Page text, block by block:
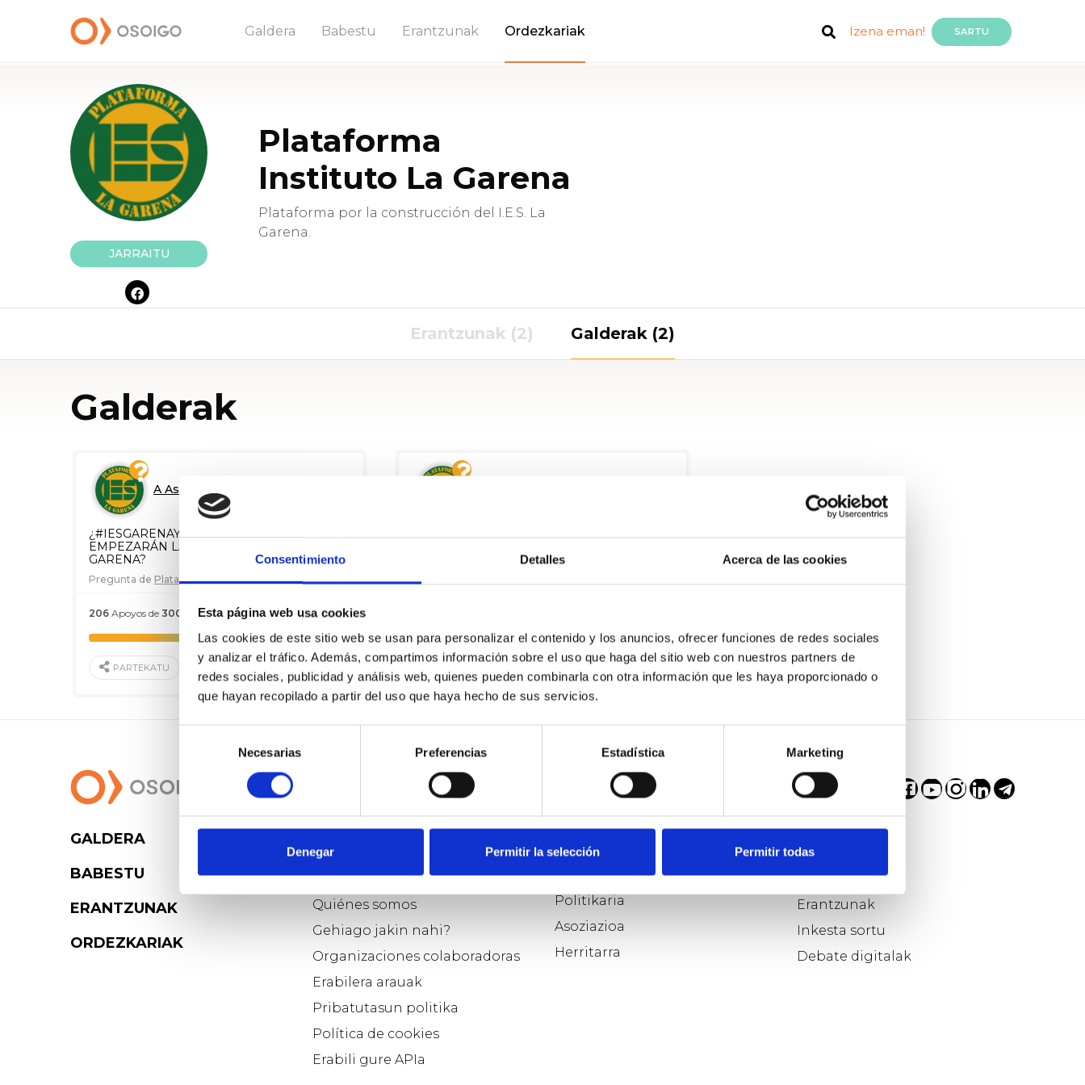
Consentimiento Detalles Acerca de las cookies
Esta página web usa cookies
Las cookies de este sitio web se usan para personalizar el contenido y los anuncios, ofrecer funciones de redes sociales
y analizar el tráfico. Además, compartimos información sobre el uso que haga del sitio web con nuestros partners de
redes sociales, publicidad y análisis web, quienes pueden combinarla con otra información que les haya proporcionado o
que hayan recopilado a partir del uso que haya hecho de sus servicios.
consentimiento
Necesarias Preferencias Estadística Marketing
Denegar Permitir la selección Permitir todas
Galdera Babestu Erantzunak Ordezkariak Izena eman! SARTU
JARRAITU
Plataforma
Instituto La Garena
Plataforma por la construcción del I.E.S. La
Garena.
Erantzunak (2) Galderak (2)
Galderak
A Asamblea de Madrid
¿#IESGARENAYA CURSO 19-20, CUANDO
EMPEZARÁN LAS OBRAS DEL IES LA
GARENA?
Pregunta de Plataforma Instituto La Garena
2018 Aza. 05
206 Apoyos de 300
PARTEKATU
¿Instituto La Garena?
Plataforma Instituto La Garena
BABESTU
GALDERA
BABESTU
ERANTZUNAK
ORDEZKARIAK
Blog de Osoigo
Quiénes somos
Gehiago jakin nahi?
Organizaciones colaboradoras
Erabilera arauak
Pribatutasun politika
Política de cookies
Erabili gure APIa
aukeratu…
Politikaria
Asoziazioa
Herritarra
Galdera
Erantzunak
Inkesta sortu
Debate digitalak